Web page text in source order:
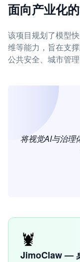
面向产业化
该项目规划了模型
维等能力，旨在支
公共安全、城市管理
将视觉AI与治理
🦞
JimoClaw —